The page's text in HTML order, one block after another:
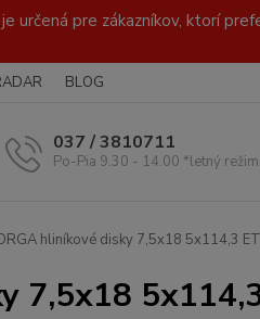
určená pre zákazníkov, ktorí
BLOG
037 / 3810711
Po-Pia 9.30 - 14.00 *letný režim
hliníkové disky 7,5x18 5x114,3
7,5x18